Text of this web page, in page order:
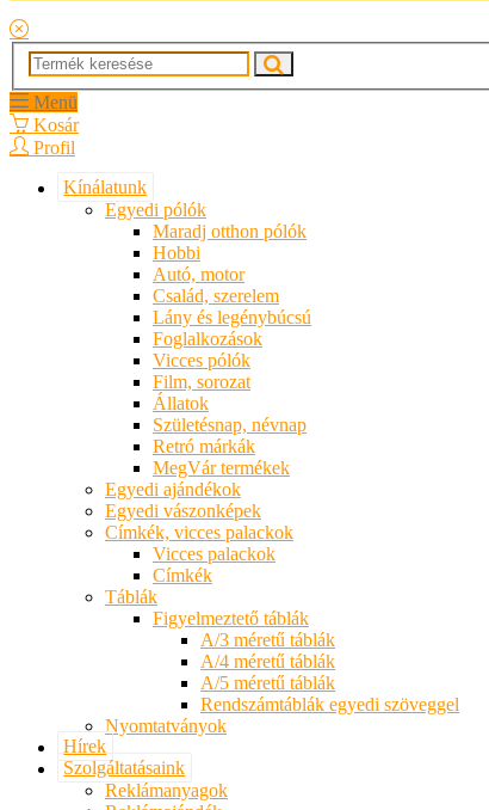
Menü
Kosár
Profil
Kínálatunk
Egyedi pólók
Maradj otthon pólók
Hobbi
Autó, motor
Család, szerelem
Lány és legénybúcsú
Foglalkozások
Vicces pólók
Film, sorozat
Állatok
Születésnap, névnap
Retró márkák
MegVár termékek
Egyedi ajándékok
Egyedi vászonképek
Címkék, vicces palackok
Vicces palackok
Címkék
Táblák
Figyelmeztető táblák
A/3 méretű táblák
A/4 méretű táblák
A/5 méretű táblák
Rendszámtáblák egyedi szöveggel
Nyomtatványok
Hírek
Szolgáltatásaink
Reklámanyagok